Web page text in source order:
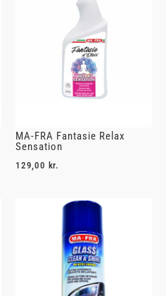
MA-FRA Fantasie Relax
Sensation
129,00 kr.